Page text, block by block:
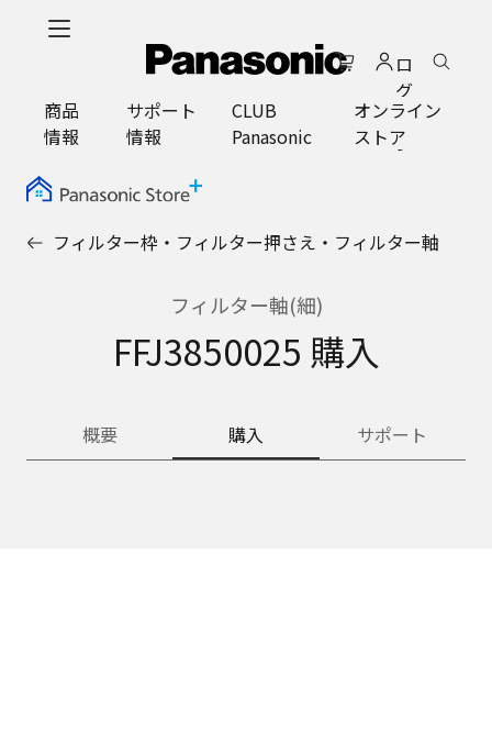
ロ
グ
イ
ン
商品
情報
サポート
情報
CLUB
Panasonic
オンライン
ストア
フィルター枠・フィルター押さえ・フィルター軸
フィルター軸(細)
FFJ3850025 購入
概要 購入 サポート